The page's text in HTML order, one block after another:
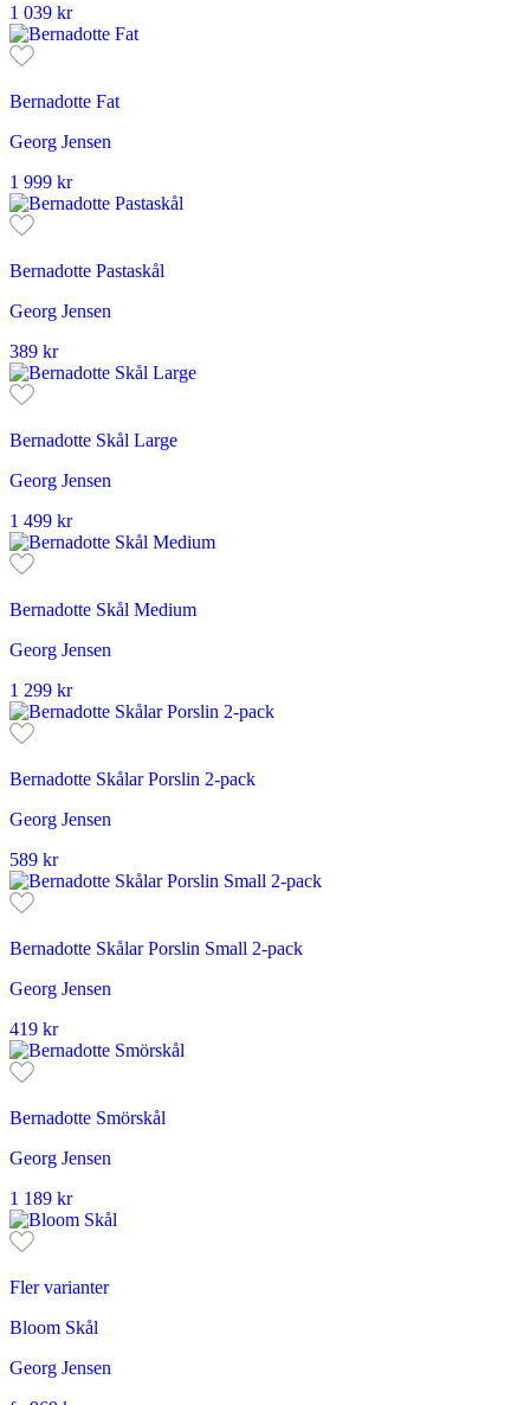
1 039 kr
Bernadotte Fat
Georg Jensen
1 999 kr
Bernadotte Pastaskål
Georg Jensen
389 kr
Bernadotte Skål Large
Georg Jensen
1 499 kr
Bernadotte Skål Medium
Georg Jensen
1 299 kr
Bernadotte Skålar Porslin 2-pack
Georg Jensen
589 kr
Bernadotte Skålar Porslin Small 2-pack
Georg Jensen
419 kr
Bernadotte Smörskål
Georg Jensen
1 189 kr
Fler varianter
Bloom Skål
Georg Jensen